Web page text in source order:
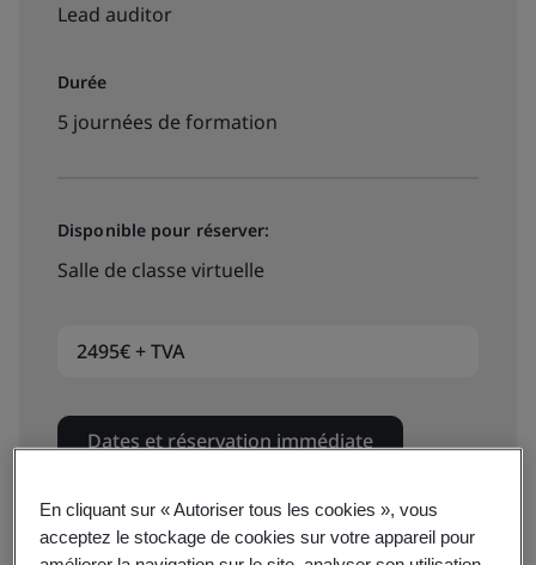
Lead auditor
Durée
5 journées de formation
Disponible pour réserver:
Salle de classe virtuelle
2495€ + TVA
Dates et réservation immédiate
Disponible pour devis:
En cliquant sur « Autoriser tous les cookies », vous
acceptez le stockage de cookies sur votre appareil pour